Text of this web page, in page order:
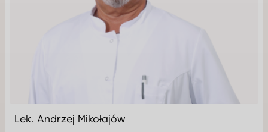
Lek. Andrzej Mikołajów